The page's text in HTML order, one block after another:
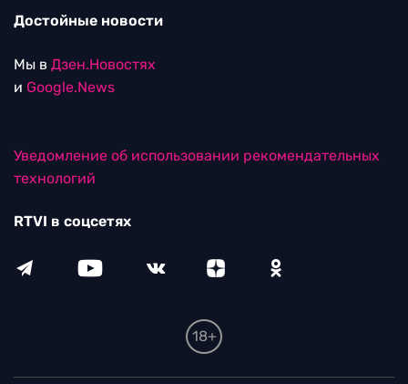
Достойные новости
Мы в Дзен.Новостях
и Google.News
Уведомление об использовании рекомендательных
технологий
RTVI в соцсетях
18+